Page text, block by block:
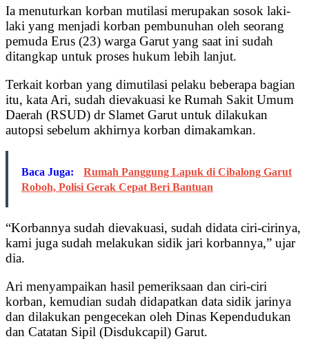
Ia menuturkan korban mutilasi merupakan sosok laki-
laki yang menjadi korban pembunuhan oleh seorang
pemuda Erus (23) warga Garut yang saat ini sudah
ditangkap untuk proses hukum lebih lanjut.
Terkait korban yang dimutilasi pelaku beberapa bagian
itu, kata Ari, sudah dievakuasi ke Rumah Sakit Umum
Daerah (RSUD) dr Slamet Garut untuk dilakukan
autopsi sebelum akhirnya korban dimakamkan.
Baca Juga:
Rumah Panggung Lapuk di Cibalong Garut
Roboh, Polisi Gerak Cepat Beri Bantuan
“Korbannya sudah dievakuasi, sudah didata ciri-cirinya,
kami juga sudah melakukan sidik jari korbannya,” ujar
dia.
Ari menyampaikan hasil pemeriksaan dan ciri-ciri
korban, kemudian sudah didapatkan data sidik jarinya
dan dilakukan pengecekan oleh Dinas Kependudukan
dan Catatan Sipil (Disdukcapil) Garut.